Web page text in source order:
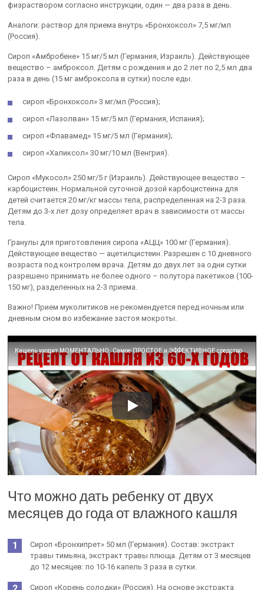
физраствором согласно инструкции, один — два раза в день.
Аналоги: раствор для приема внутрь «Бронхоксол» 7,5 мг/мл
(Россия).
Сироп «Амбробене» 15 мг/5 мл (Германия, Израиль). Действующее
вещество – амброксол. Детям с рождения и до 2 лет по 2,5 мл два
раза в день (15 мг амброксола в сутки) после еды.
сироп «Бронхоксол» 3 мг/мл (Россия);
сироп «Лазолван» 15 мг/5 мл (Германия, Испания);
сироп «Флавамед» 15 мг/5 мл (Германия);
сироп «Халиксол» 30 мг/10 мл (Венгрия).
Сироп «Мукосол» 250 мг/5 г (Израиль). Действующее вещество –
карбоцистеин. Нормальной суточной дозой карбоцистеина для
детей считается 20 мг/кг массы тела, распределенная на 2-3 раза.
Детям до 3-х лет дозу определяет врач в зависимости от массы
тела.
Гранулы для приготовления сиропа «АЦЦ» 100 мг (Германия).
Действующее вещество — ацетилцистеин. Разрешен с 10 дневного
возраста под контролем врача. Детям до двух лет за одни сутки
разрешено принимать не более одного – полутора пакетиков (100-
150 мг), разделенных на 2-3 приема.
Важно! Прием муколитиков не рекомендуется перед ночным или
дневным сном во избежание застоя мокроты.
Кашель уходит МОМЕНТАЛЬНО. Самое ПРОСТОЕ и ЭФФЕКТИВНОЕ средство от кашля для детей и взрослых
Что можно дать ребенку от двух
месяцев до года от влажного кашля
Сироп «Бронхипрет» 50 мл (Германия). Состав: экстракт
травы тимьяна, экстракт травы плюща. Детям от 3 месяцев
до 12 месяцев: по 10-16 капель 3 раза в сутки.
Сироп «Корень солодки» (Россия). На основе экстракта